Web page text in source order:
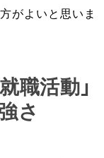
がよいと思いま
職活動」
さ